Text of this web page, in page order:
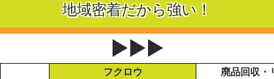
地域密着だから強い！
▶▶▶
フクロウ 廃品回収・